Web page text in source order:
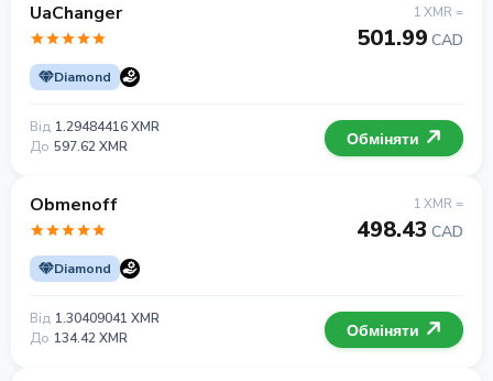
UaChanger
Diamond
1 XMR =
501.99 CAD
Від 1.29484416 XMR
До 597.62 XMR Обміняти
Obmenoff
Diamond
1 XMR =
498.43 CAD
Від 1.30409041 XMR
До 134.42 XMR Обміняти